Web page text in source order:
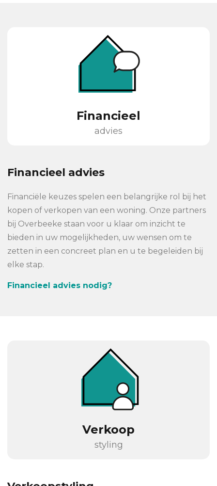
Financieel advies
Financiële keuzes spelen een belangrijke rol bij het
kopen of verkopen van een woning. Onze partners
bij Overbeeke staan voor u klaar om inzicht te
bieden in uw mogelijkheden, uw wensen om te
zetten in een concreet plan en u te begeleiden bij
elke stap.
Financieel advies nodig?
Financieel
advies
Verkoop
styling